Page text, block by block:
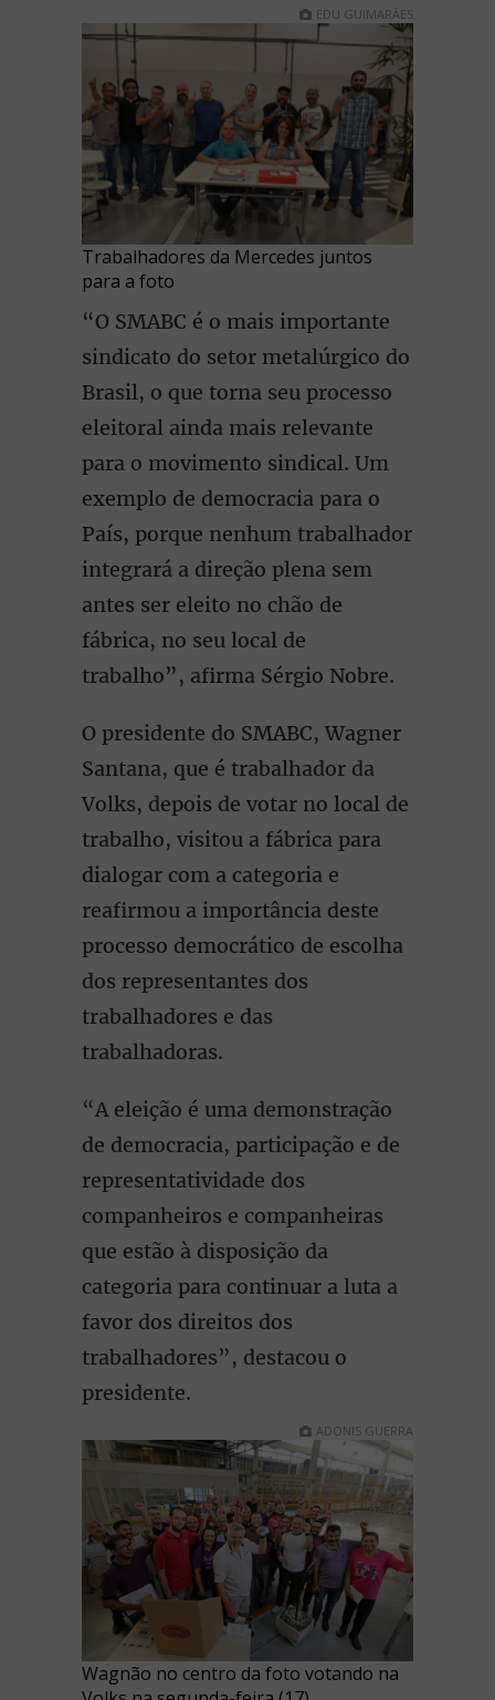
EDU GUIMARÃES
Trabalhadores da Mercedes juntos
para a foto
“O SMABC é o mais importante
sindicato do setor metalúrgico do
Brasil, o que torna seu processo
eleitoral ainda mais relevante
para o movimento sindical. Um
exemplo de democracia para o
País, porque nenhum trabalhador
integrará a direção plena sem
antes ser eleito no chão de
fábrica, no seu local de
trabalho”, afirma Sérgio Nobre.
O presidente do SMABC, Wagner
Santana, que é trabalhador da
Volks, depois de votar no local de
trabalho, visitou a fábrica para
dialogar com a categoria e
reafirmou a importância deste
processo democrático de escolha
dos representantes dos
trabalhadores e das
trabalhadoras.
“A eleição é uma demonstração
de democracia, participação e de
representatividade dos
companheiros e companheiras
que estão à disposição da
categoria para continuar a luta a
favor dos direitos dos
trabalhadores”, destacou o
presidente.
ADONIS GUERRA
Wagnão no centro da foto votando na